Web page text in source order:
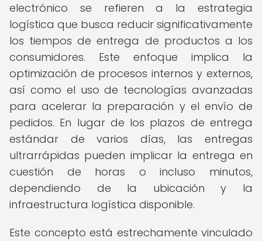
electrónico se refieren a la estrategia
logística que busca reducir significativamente
los tiempos de entrega de productos a los
consumidores. Este enfoque implica la
optimización de procesos internos y externos,
así como el uso de tecnologías avanzadas
para acelerar la preparación y el envío de
pedidos. En lugar de los plazos de entrega
estándar de varios días, las entregas
ultrarrápidas pueden implicar la entrega en
cuestión de horas o incluso minutos,
dependiendo de la ubicación y la
infraestructura logística disponible.
Este concepto está estrechamente vinculado